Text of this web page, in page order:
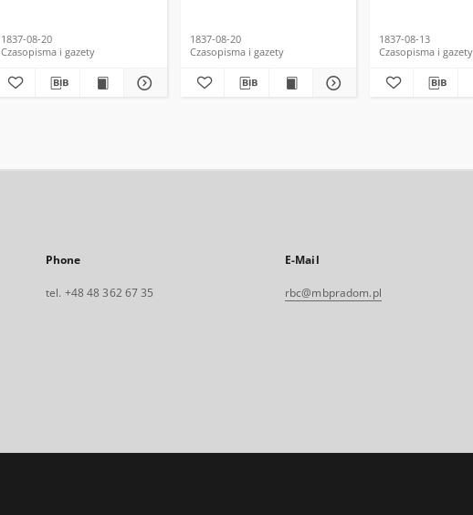
1837-08-20
Czasopisma i gazety
1837-08-20
Czasopisma i gazety
1837-08-13
Czasopisma i gazety
Phone
tel. +48 48 362 67 35
E-Mail
rbc@mbpradom.pl